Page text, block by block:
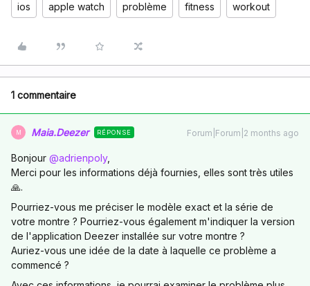
ios apple watch problème fitness workout
1 commentaire
M Maia.Deezer RÉPONSE Forum|Forum|2 months ago
Bonjour ​ @adrienpoly,
Merci pour les informations déjà fournies, elles sont très utiles
🙏.
Pourriez-vous me préciser le modèle exact et la série de
votre montre ? Pourriez-vous également m'indiquer la version
de l'application Deezer installée sur votre montre ?
Auriez-vous une idée de la date à laquelle ce problème a
commencé ?